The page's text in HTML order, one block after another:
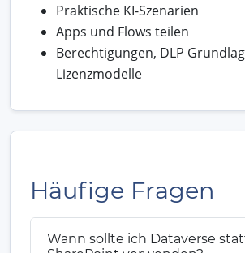
Praktische KI-Szenarien
Apps und Flows teilen
Berechtigungen, DLP
Lizenzmodelle
Häufige Fragen
Wann sollte ich Dataverse